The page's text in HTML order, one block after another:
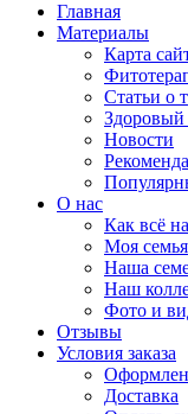
Главная
Материалы
Карта
Статьи о
Здоровый
Новости
О нас
Как всё
Моя семья
Наша
Наш
Фото и
Отзывы
Условия заказа
Доставка